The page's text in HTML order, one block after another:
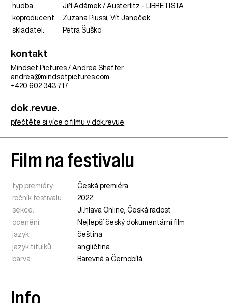
hudba:
Jiří Adámek / Austerlitz - LIBRETISTA
koproducent:
Zuzana Piussi, Vít Janeček
skladatel:
Petra Šuško
kontakt
Mindset Pictures / Andrea Shaffer
andrea@mindsetpictures.com
+420 602 343 717
dok.revue.
přečtěte si více o filmu v dok.revue
Film na festivalu
typ premiéry:
Česká premiéra
ročník festivalu:
2022
sekce:
Ji.hlava Online,Česká radost
ocenění:
Nejlepší český dokumentární film
jazyk:
čeština
jazyk titulků:
angličtina
barva:
Barevná a Černobílá
Info